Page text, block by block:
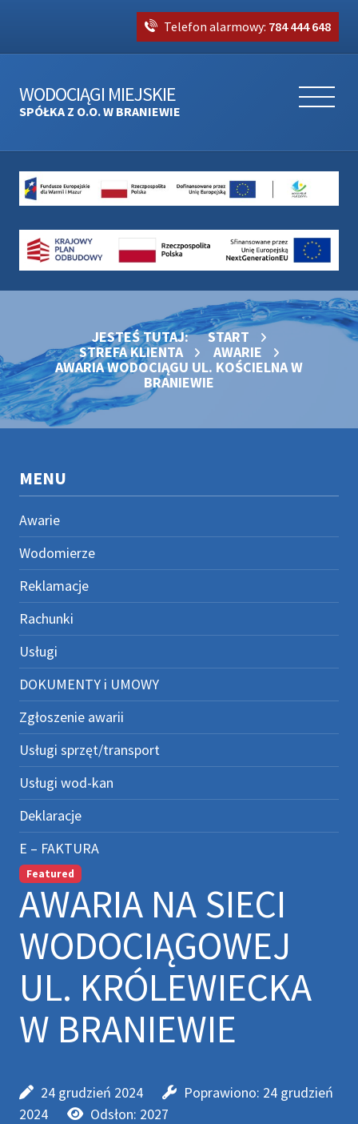
Telefon alarmowy: 784 444 648
WODOCIĄGI MIEJSKIE
SPÓŁKA Z O.O. W BRANIEWIE
JESTEŚ TUTAJ:
START
STREFA KLIENTA
AWARIE
AWARIA WODOCIĄGU UL. KOŚCIELNA W
BRANIEWIE
MENU
Awarie
Wodomierze
Reklamacje
Rachunki
Usługi
DOKUMENTY i UMOWY
Zgłoszenie awarii
Usługi sprzęt/transport
Usługi wod-kan
Deklaracje
E – FAKTURA
Featured
AWARIA NA SIECI
WODOCIĄGOWEJ
UL. KRÓLEWIECKA
W BRANIEWIE
24 grudzień 2024
Poprawiono: 24 grudzień
2024
Odsłon: 2027